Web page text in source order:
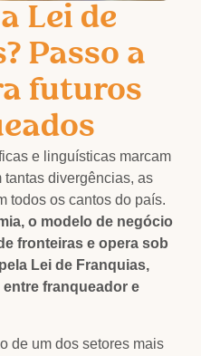
Lei de
Passo a
futuros
e linguísticas marcam
tantas divergências, as
todos os cantos do país.
o modelo de negócio
fronteiras e opera sob
Lei de Franquias,
franqueador e
de um dos setores mais